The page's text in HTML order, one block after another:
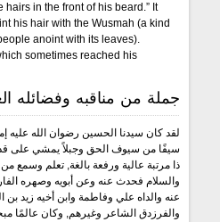
in the front of his beard.” It
his hair with the Wusmah (a kind
anoint with its leaves).
sometimes reached his
جملة من مناقبه وفضائله
لقد كان سيدنا الحسين رضوان الله عليه
سيفًا من سيوف الحق وجبلاً يمشي على
ذا مرتبة عالية ورفعة بالغة, تعلم وسمع
والسلام فحدث عنه وعن أبويه وصهره
عنه والداه علي وفاطمة وابن أخيه زيد
والفرزدق الشاعر وغيرهم, وكان عالمًا